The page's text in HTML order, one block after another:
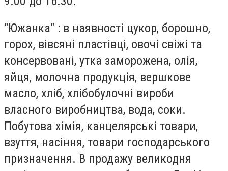
"Южанка" : в наявності цукор, борошно,
горох, вівсяні пластівці, овочі свіжі та
консервовані, утка заморожена, олія,
яйця, молочна продукція, вершкове
масло, хліб, хлібобулочні вироби
власного виробництва, вода, соки.
Побутова хімія, канцелярські товари,
взуття, насіння, товари господарського
призначення. В продажу великодня